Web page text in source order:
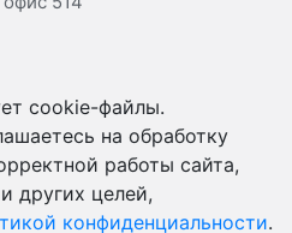
cookie-файлы.
на обработку
работы сайта,
других целей,
конфиденциальности.